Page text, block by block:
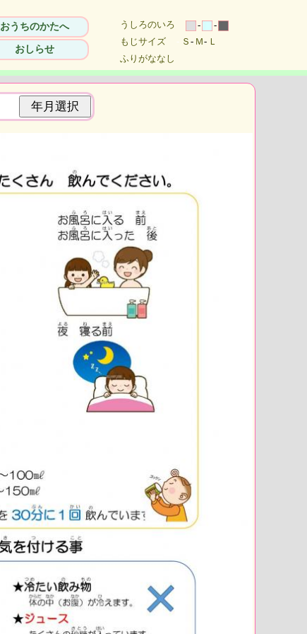
おうちのかたへ
おしらせ
うしろのいろ -
-
もじサイズ
Ｓ - Ｍ- Ｌ
ふりがななし